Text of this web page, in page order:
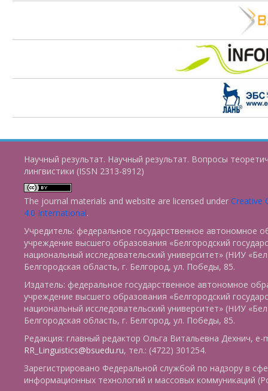
Научный результат. Научный результат. Вопросы
лингвистики (ISSN 2313-8912)
The journal materials and website are licensed under Creative
4.0 International.
Учредитель: федеральное государственное автономное
учреждение высшего образования «Белгородский
национальный исследовательский университет» (НИУ
Белгородская область, г. Белгород, ул. Победы, 85.
Издатель: федеральное государственное автономное
учреждение высшего образования «Белгородский
национальный исследовательский университет» (НИУ
Белгородская область, г. Белгород, ул. Победы, 85.
Редакция: главный редактор Ольга Витальевна Дехнич, e-
RR_Linguistics@bsuedu.ru, тел.: (4722) 301254.
Зарегистрировано Федеральной службой по надзору в
информационных технологий и массовых коммуникаций